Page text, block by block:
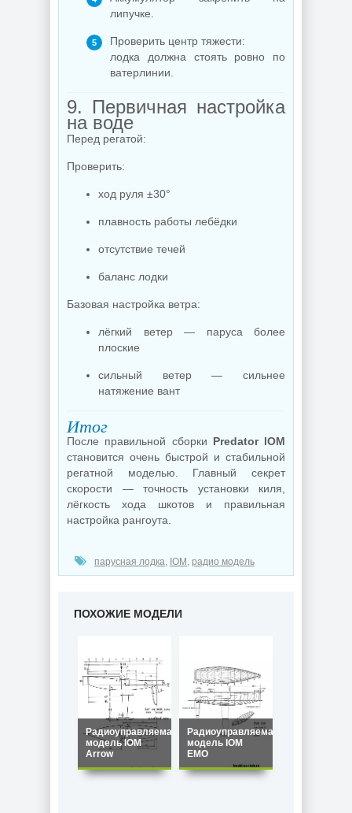
липучке.
Проверить центр тяжести:
лодка должна стоять ровно по
ватерлинии.
9. Первичная настройка
на воде
Перед регатой:
Проверить:
ход руля ±30°
плавность работы лебёдки
отсутствие течей
баланс лодки
Базовая настройка ветра:
лёгкий ветер — паруса более
плоские
сильный ветер — сильнее
натяжение вант
Итог
После правильной сборки Predator IOM
становится очень быстрой и стабильной
регатной моделью. Главный секрет
скорости — точность установки киля,
лёгкость хода шкотов и правильная
настройка рангоута.
парусная лодка, IOM , радио модель
ПОХОЖИЕ МОДЕЛИ
Радиоуправляемая
модель IOM
Arrow
Радиоуправляемая
модель IOM
EMO